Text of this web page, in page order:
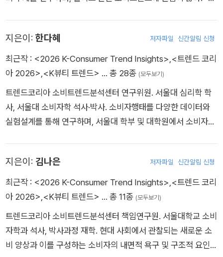
orea series, Dining Business Trend series, Market Kurly I
nsumers Want, and Luxury Korea. He also wrote essay b
ul which is sold three million copies in 17 countries. He ha
s conducted research projects about consumer needs fi
nding, new product planning, and market trend probing f
or Korea’s major companies like Samsung, LG, SK, CJ, Hy
undai Motors, GS, LH, Amore Pacific, Lotte, Fursys, Non
-A Ilbo’s ‘Trend Now’ section and serves on advisory co
mmittees for multiple organizations, including LG U+, Han
a Bank, Hanwha General Insurance, Statistics Korea, the
collaborates with various companies on new trend-base
d product development and strategic planning.
서’ 자문위원을 맡고 있다. 《한국경제》에 ‘최지혜의 트렌드 인사
이트’, 《아시아경제》에 ‘트렌드 2025’를 연재한다. Jihye Choi i
s a Research Fellow at CTC. She received her M.A. and
University. Her research interests include consumers’ ad
option of new products, generational lifestyle analysis, p
roduct-user relationships, and disposal behavior. She als
o lectures on Consumer Trend Analysis at Seoul National
University. She was a visiting researcher at Washington
Nine, and the Korean Food Industry Trend series. She ha
s led numerous consumer trend analysis and new produc
t development projects with major corporations such as
y, she serves as the Chair of the ESG Committee at E-ma
rt, an Advisory Member of the Public Relations Advisory
Council, and a member of the Social Contribution Busine
업과 소비자조사 및 소비트렌드 발굴 업무를 수행하고 있다. 용산
공원조성추진위원회·국가스마트도시위원회 위원, 서울연구원·제
주특별자치도개발공사 자문위원으로 활동 중이며 CJ 공식 유튜
드연구소’ 고정 패널로 출연하며 《국방일보》에 트렌드 칼럼을 연
재하고 있다. Jung Yoon Kwon currently works as a resear
ch fellow at CTC, SNU. She obtained her BA, MA, and Ph
D degrees in Consumer Science, SNU. She explored the
intergenerational transmission of consumption styles in h
ty Trends , Korean Dining Industry Trends Series , and T
wenty-One, Thirty-Nine. She has participated in many c
onsulting projects with leading Korean companies such a
s Samsung and CJ, and she also serves as an advisor on
various committees, including the National Smart City Co
지은이: 한다혜 저자파일 신간알림 신청
최근작 : <2026 K-Consumer Trend Insights> <트렌드 코리
아 2026> <K뷰티 트렌드> … 총 28종 (모두보기)
트렌드코리아 소비트렌드분석센터 연구위원. 서울대 심리학 학
사, 서울대 소비자학 석사·박사. 소비자행태를 다양한 데이터와
실험설계를 통해 연구하며, 서울대 학부 및 대학원에서 소비자행
등재 학술지에 논문들을 게재하고, 한국소비자광고심리학회와
한국소비문화학회에서 우수논문상을 수상하는 등 활발한 연구활
동을 이어가고 있다. 『K뷰티 트렌드』, 『스물하나, 서른아홉』, 〈대
〈성공예감〉의 ‘트렌드팔로우’에 고정 출연 중이다. 삼성·SK·LG
등 주요 기업과 소비트렌드 기반 연구 프로젝트를 수행하고 있다.
Dahye Han currently works as a research fellow at CTC.
지은이: 김나은 저자파일 신간알림 신청
최근작 : <2026 K-Consumer Trend Insights> <트렌드 코리
아 2026> <K뷰티 트렌드> … 총 11종 (모두보기)
트렌드코리아 소비트렌드분석센터 책임연구원. 서울대학교 소비
자학과 석사, 박사과정 재학. 현대 사회에서 관찰되는 새로운 소
비 양상과 이를 구성하는 소비자의 내면적 욕구 및 구조적 요인을